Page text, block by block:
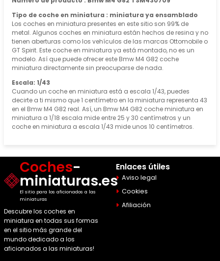
Tipo de coche en miniatura : miniatura ya ensamblado
Los coches en miniatura presentes en este sitio son 99% de
metal. Algunos coches en miniatura están hechos de resina y no
tienen aberturas como los vehículos de las marcas Ottomobile o
GT Spirit. Este coche en miniatura ya está montado, no es un
modelo. Así que puede ofrecer este Bmw M4 G82 coche
miniatura directamente sin preocuparse de nada.
Escala: 1/43
Cuando un coche en miniatura está a escala 1/43, puedes
decirte a ti mismo que 1 centímetro en la miniatura representa 43
en el Bmw M4 G82 real. Así, un Bmw M4 G82 coche miniatura en
miniatura a 1/18 escala mide entre 25 y 30 centímetros y un
coche en miniatura a escala 1/43 mide unos 10 centímetros.
Coches-
miniaturas.es
El sitio para los aficionados a las
miniaturas
Descubre los coches en
miniatura en todas sus formas
en el sitio más grande del
mundo dedicado a los
aficionados a las miniaturas!
Enlaces útiles
Aviso legal
Cookies
Afiliación